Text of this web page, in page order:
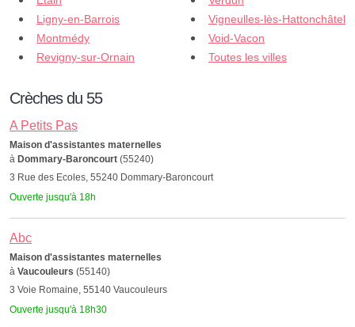
Ligny-en-Barrois
Montmédy
Revigny-sur-Ornain
Vigneulles-lès-Hattonchâtel
Void-Vacon
Toutes les villes
Crèches du 55
A Petits Pas
Maison d'assistantes maternelles
à Dommary-Baroncourt (55240)
3 Rue des Ecoles, 55240 Dommary-Baroncourt
Ouverte jusqu'à 18h
Abc
Maison d'assistantes maternelles
à Vaucouleurs (55140)
3 Voie Romaine, 55140 Vaucouleurs
Ouverte jusqu'à 18h30